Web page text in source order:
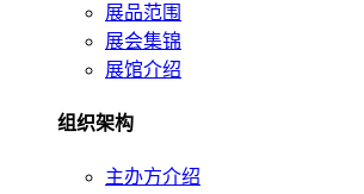
展品范围
展会集锦
展馆介绍
组织架构
主办方介绍